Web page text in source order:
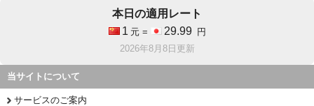
本日の適用レート
1 元 = 29.99
円
2026年8月8日更新
当サイトについて
サービスのご案内